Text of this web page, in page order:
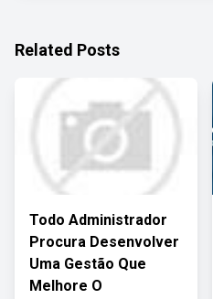
Related Posts
Todo Administrador
Procura Desenvolver
Uma Gestão Que
Melhore O